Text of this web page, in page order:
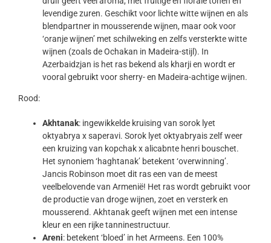
levendige zuren. Geschikt voor lichte witte wijnen en als
blendpartner in mousserende wijnen, maar ook voor
‘oranje wijnen’ met schilweking en zelfs versterkte witte
wijnen (zoals de Ochakan in Madeira-stijl). In
Azerbaidzjan is het ras bekend als kharji en wordt er
vooral gebruikt voor sherry- en Madeira-achtige wijnen.
Rood:
Akhtanak: ingewikkelde kruising van sorok lyet
oktyabrya x saperavi. Sorok lyet oktyabryais zelf weer
een kruizing van kopchak x alicabnte henri bouschet.
Het synoniem ‘haghtanak’ betekent ‘overwinning’.
Jancis Robinson moet dit ras een van de meest
veelbelovende van Armenië! Het ras wordt gebruikt voor
de productie van droge wijnen, zoet en versterk en
mousserend. Akhtanak geeft wijnen met een intense
kleur en een rijke tanninestructuur.
Areni: betekent ‘bloed’ in het Armeens. Een 100%